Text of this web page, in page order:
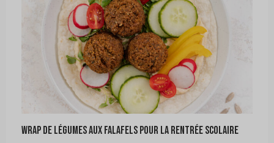
Wrap de légumes aux falafels pour la rentrée scolaire